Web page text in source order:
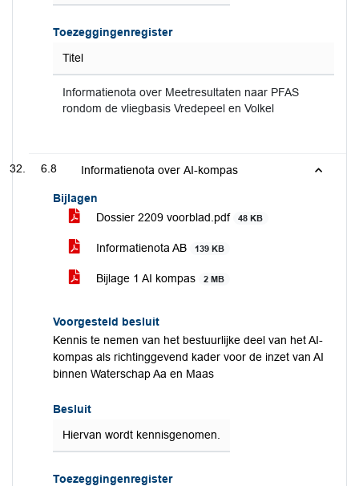
Toezeggingenregister
Titel
Informatienota over Meetresultaten naar PFAS
rondom de vliegbasis Vredepeel en Volkel
6.8 Informatienota over AI-kompas
Bijlagen
Dossier 2209 voorblad.pdf
48 KB
Informatienota AB 139 KB
Bijlage 1 AI kompas 2 MB
Voorgesteld besluit
Kennis te nemen van het bestuurlijke deel van het AI-
kompas als richtinggevend kader voor de inzet van AI
binnen Waterschap Aa en Maas
Besluit
Hiervan wordt kennisgenomen.
Toezeggingenregister